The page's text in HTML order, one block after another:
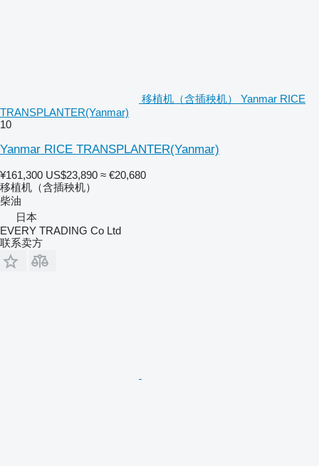
移植机（含插秧机） Yanmar RICE
TRANSPLANTER(Yanmar)
10
Yanmar RICE TRANSPLANTER(Yanmar)
¥161,300 US$23,890 ≈ €20,680
移植机（含插秧机）
柴油
日本
EVERY TRADING Co Ltd
联系卖方